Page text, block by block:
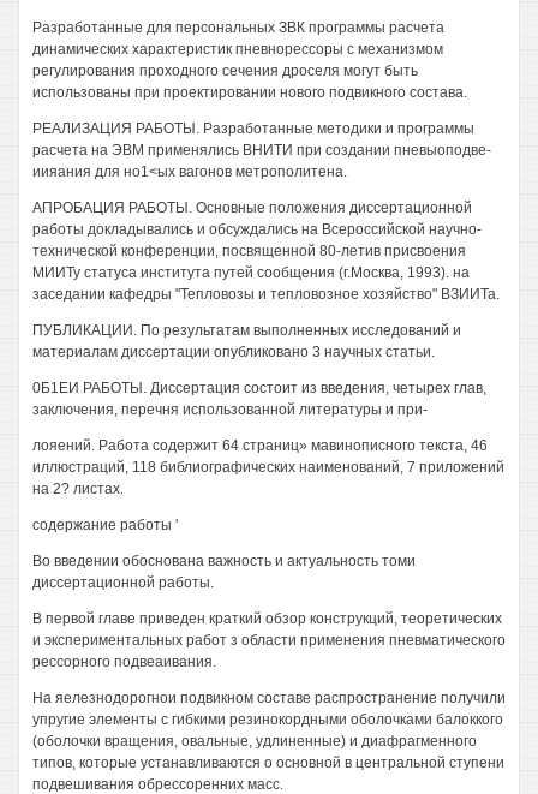
Разработанные для персональных ЗВК программы расчета
динамических характеристик пневнорессоры с механизмом
регулирования проходного сечения дроселя могут быть
использованы при проектировании нового подвикного состава.
РЕАЛИЗАЦИЯ РАБОТЫ. Разработанные методики и программы
расчета на ЭВМ применялись ВНИТИ при создании пневыоподве-
иияания для но1<ых вагонов метрополитена.
АПРОБАЦИЯ РАБОТЫ. Основные положения диссертационной
работы докладывались и обсуждались на Всероссийской научно-
технической конференции, посвященной 80-летив присвоения
МИИТу статуса института путей сообщения (г.Москва, 1993). на
заседании кафедры "Тепловозы и тепловозное хозяйство" ВЗИИТа.
ПУБЛИКАЦИИ. По результатам выполненных исследований и
материалам диссертации опубликовано 3 научных статьи.
0Б1ЕИ РАБОТЫ. Диссертация состоит из введения, четырех глав,
заключения, перечня использованной литературы и при-
лояений. Работа содержит 64 страниц» мавинописного текста, 46
иллюстраций, 118 библиографических наименований, 7 приложений
на 2? листах.
содержание работы '
Во введении обоснована важность и актуальность томи
диссертационной работы.
В первой главе приведен краткий обзор конструкций, теоретических
и экспериментальных работ з области применения пневматического
рессорного подвеаивания.
На яелезнодорогнои подвикном составе распространение получили
упругие элементы с гибкими резинокордными оболочками балоккого
(оболочки вращения, овальные, удлиненные) и диафрагменного
типов, которые устанавливаются о основной в центральной ступени
подвешивания обрессоренних масс.